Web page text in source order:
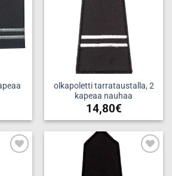
olkapoletti tarrataustalla, 2
kapeaa nauhaa
14,80€